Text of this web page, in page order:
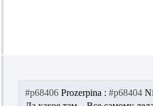
#p68406 Prozerpina : #p68404